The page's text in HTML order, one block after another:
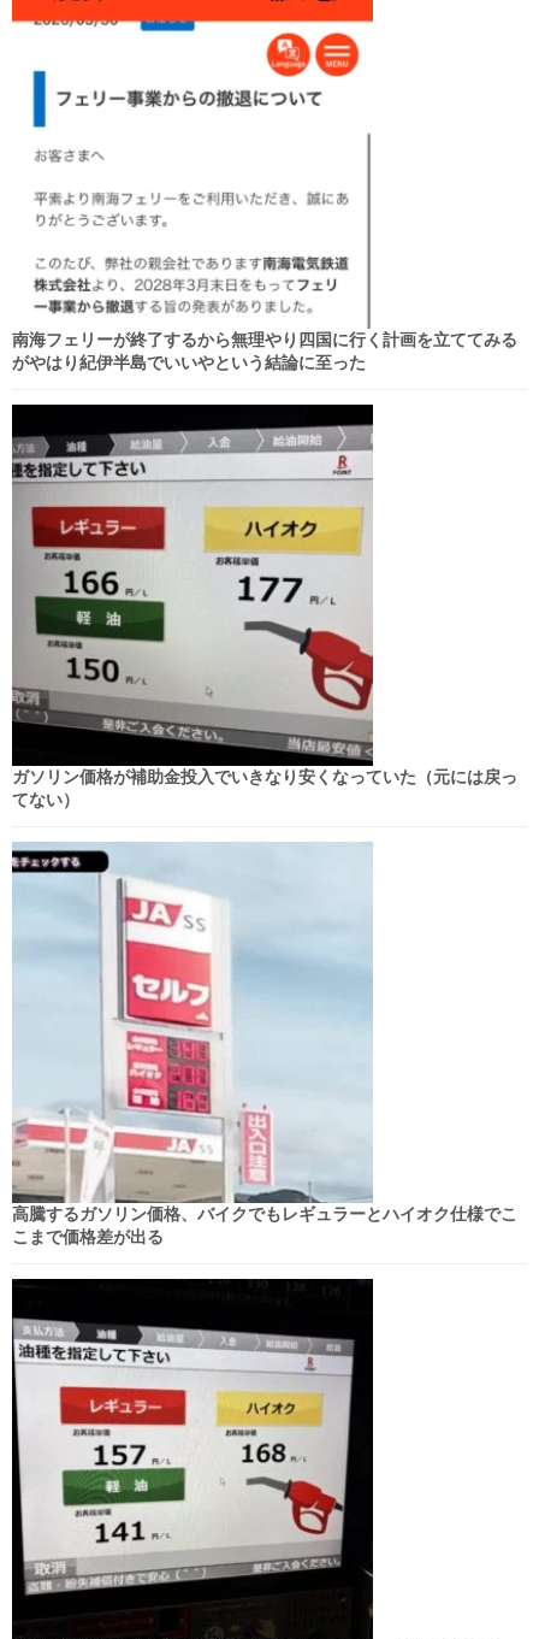
南海フェリーが終了するから無理やり四国に行く計画を立ててみる
がやはり紀伊半島でいいやという結論に至った
ガソリン価格が補助金投入でいきなり安くなっていた（元には戻っ
てない）
高騰するガソリン価格、バイクでもレギュラーとハイオク仕様でこ
こまで価格差が出る